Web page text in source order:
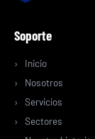
Soporte
Inicio
Nosotros
Servicios
Sectores